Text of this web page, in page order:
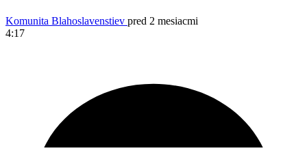
Komunita Blahoslavenstiev pred 2 mesiacmi
4:17